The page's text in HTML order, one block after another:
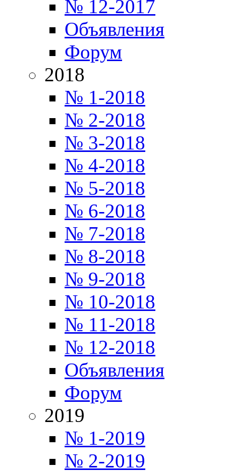
№ 12-2017
Объявления
Форум
2018
№ 1-2018
№ 2-2018
№ 3-2018
№ 4-2018
№ 5-2018
№ 6-2018
№ 7-2018
№ 8-2018
№ 9-2018
№ 10-2018
№ 11-2018
№ 12-2018
Объявления
Форум
2019
№ 1-2019
№ 2-2019